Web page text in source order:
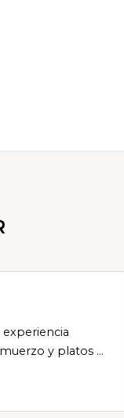
experiencia
y platos ...